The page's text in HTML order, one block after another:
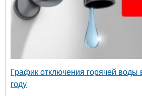
График отключения горячей воды
году